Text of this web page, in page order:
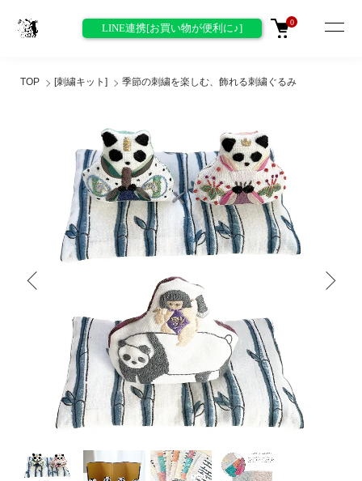
LINE連携[お買い物が便利に♪] 0
TOP [刺繍キット] 季節の刺繍を楽しむ、飾れる刺繍ぐるみ